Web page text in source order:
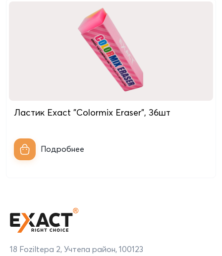
Ластик Exact "Colormix Eraser", 36шт
Подробнее
18 Foziltepa 2, Учтепа район, 100123